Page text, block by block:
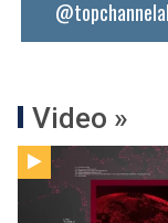
Video »